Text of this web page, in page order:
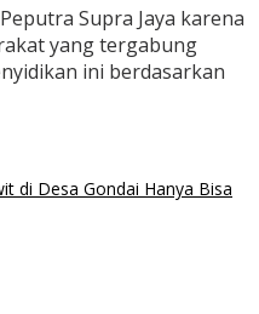
Supra Jaya karena
yang tergabung
ini berdasarkan
di Desa Gondai Hanya Bisa